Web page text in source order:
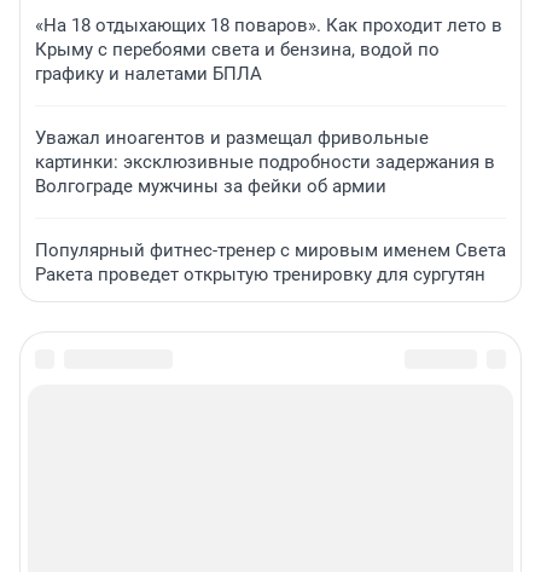
«На 18 отдыхающих 18 поваров». Как проходит лето в
Крыму с перебоями света и бензина, водой по
графику и налетами БПЛА
Уважал иноагентов и размещал фривольные
картинки: эксклюзивные подробности задержания в
Волгограде мужчины за фейки об армии
Популярный фитнес-тренер с мировым именем Света
Ракета проведет открытую тренировку для сургутян